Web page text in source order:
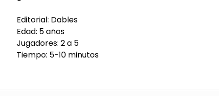
Editorial: Dables
Edad: 5 años
Jugadores: 2 a 5
Tiempo: 5-10 minutos